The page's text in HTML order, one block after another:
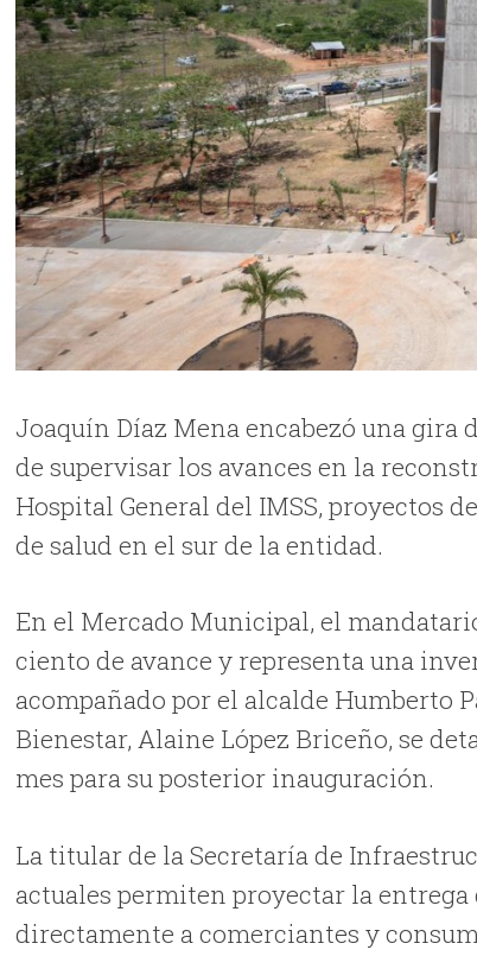
Joaquín Díaz Mena encabezó una
de supervisar los avances en la
Hospital General del IMSS, proyectos
de salud en el sur de la entidad.
En el Mercado Municipal, el
ciento de avance y representa una
acompañado por el alcalde Humberto
Bienestar, Alaine López Briceño, se
mes para su posterior inauguración.
La titular de la Secretaría de
actuales permiten proyectar la
directamente a comerciantes y